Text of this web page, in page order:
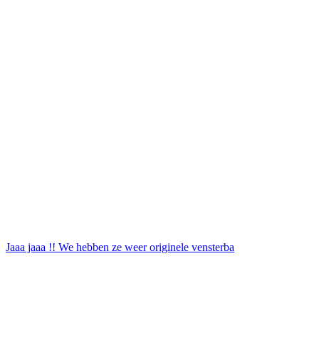
Jaaa jaaa !! We hebben ze weer originele vensterba